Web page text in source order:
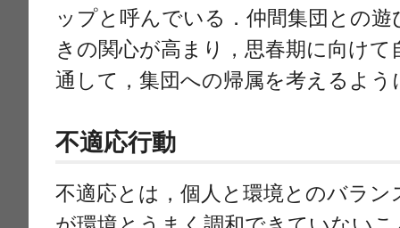
ップと呼んでいる．仲間集団との
きの関心が高まり，思春期に向け
通して，集団への帰属を考えるよう
不適応行動
不適応とは，個人と環境とのバラ